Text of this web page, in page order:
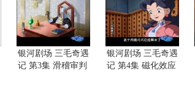
银河剧场 三毛奇遇
记 第3集 滑稽审判
银河剧场 三毛奇遇
记 第4集 磁化效应